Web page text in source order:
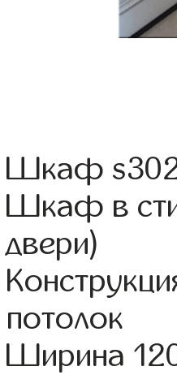
Шкаф
Шкаф в
двери)
потолок
Ширина